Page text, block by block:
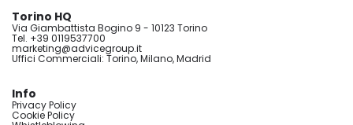
Torino HQ
Via Giambattista Bogino 9 - 10123 Torino
Tel. +39 0119537700
marketing@advicegroup.it
Uffici Commerciali: Torino, Milano, Madrid
Info
Privacy Policy
Cookie Policy